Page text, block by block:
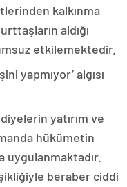
kalkınma
aldığı
etkilemektedir.
yapmıyor’ algısı
yatırım ve
hükümetin
uygulanmaktadır.
beraber ciddi